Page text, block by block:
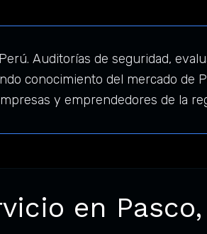
Auditorías de seguridad,
conocimiento del mercado de
y emprendedores de la
en Pasco,